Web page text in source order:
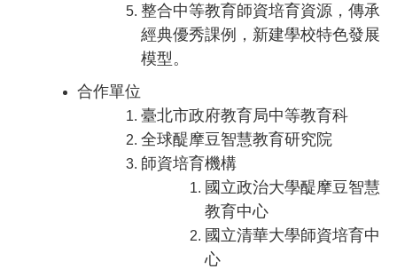
整合中等教育師資培育資源，傳承
經典優秀課例，新建學校特色發展
模型。
合作單位
臺北市政府教育局中等教育科
全球醍摩豆智慧教育研究院
師資培育機構
國立政治大學醍摩豆智慧
教育中心
國立清華大學師資培育中
心